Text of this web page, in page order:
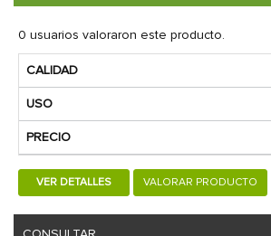
0 usuarios valoraron este producto.
CALIDAD
USO
PRECIO
VER DETALLES VALORAR PRODUCTO